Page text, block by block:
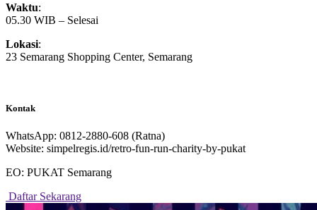
Waktu:
05.30 WIB – Selesai
Lokasi:
23 Semarang Shopping Center, Semarang
Kontak
WhatsApp: 0812-2880-608 (Ratna)
Website: simpelregis.id/retro-fun-run-charity-by-pukat
EO: PUKAT Semarang
Daftar Sekarang